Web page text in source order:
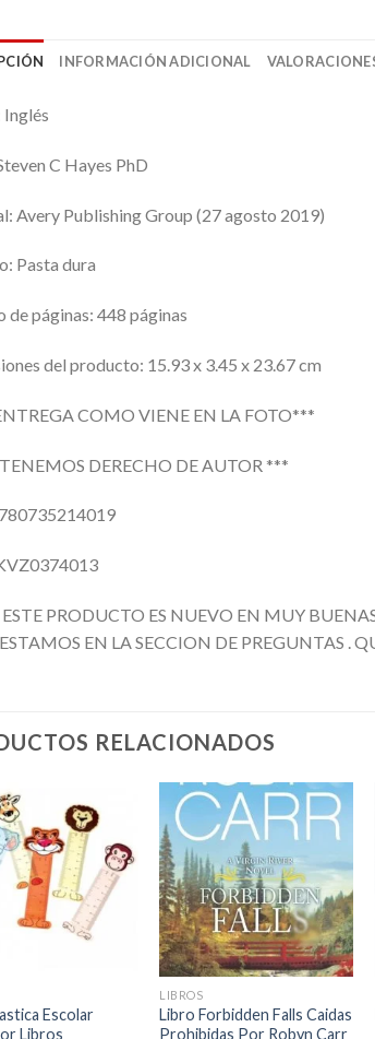
INFORMACIÓN ADICIONAL
C Hayes PhD
Avery Publishing Group (27 agosto 2019)
Pasta dura
de páginas: 448 páginas
del producto: 15.93 x 3.45 x 23.67 cm
COMO VIENE EN LA FOTO***
DERECHO DE AUTOR ***
PRODUCTO ES NUEVO EN MUY
EN LA SECCION DE PREGUNTAS .
RELACIONADOS
Añadir
a la
lista de
deseos
Escolar
Libros
Añadir
lista de
deseos
+
LIBROS
Libro Forbidden Falls Caidas
Prohibidas Por Robyn Carr